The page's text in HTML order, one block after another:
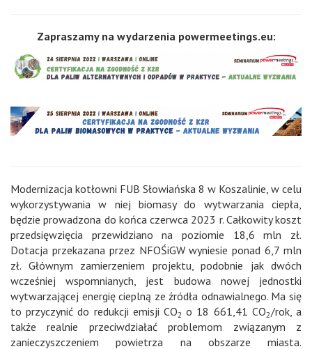
Zapraszamy na wydarzenia powermeetings.eu:
Modernizacja kotłowni FUB Słowiańska 8 w Koszalinie, w celu
wykorzystywania w niej biomasy do wytwarzania ciepła,
będzie prowadzona do końca czerwca 2023 r. Całkowity koszt
przedsięwzięcia przewidziano na poziomie 18,6 mln zł.
Dotacja przekazana przez NFOŚiGW wyniesie ponad 6,7 mln
zł. Głównym zamierzeniem projektu, podobnie jak dwóch
wcześniej wspomnianych, jest budowa nowej jednostki
wytwarzającej energię cieplną ze źródła odnawialnego. Ma się
to przyczynić do redukcji emisji CO2o 18 661,41 CO2/rok, a
także realnie przeciwdziałać problemom związanym z
zanieczyszczeniem powietrza na obszarze miasta.